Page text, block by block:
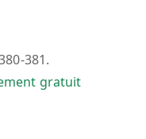
381.
gratuit